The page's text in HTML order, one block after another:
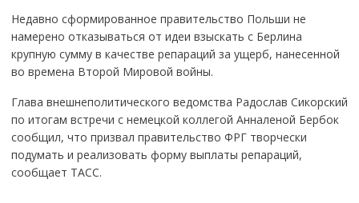
Недавно сформированное правительство Польши не
намерено отказываться от идеи взыскать с Берлина
крупную сумму в качестве репараций за ущерб, нанесенной
во времена Второй Мировой войны.
Глава внешнеполитического ведомства Радослав Сикорский
по итогам встречи с немецкой коллегой Анналеной Бербок
сообщил, что призвал правительство ФРГ творчески
подумать и реализовать форму выплаты репараций,
сообщает ТАСС.